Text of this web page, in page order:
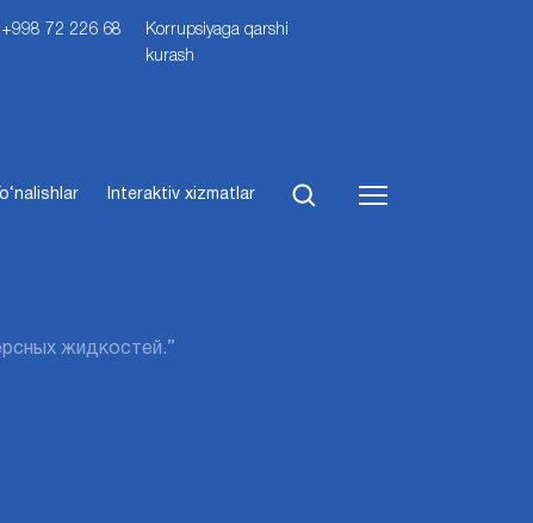
+998 72 226 68
Korrupsiyaga qarshi
kurash
Interaktiv xizmatlar
жидкостей.”